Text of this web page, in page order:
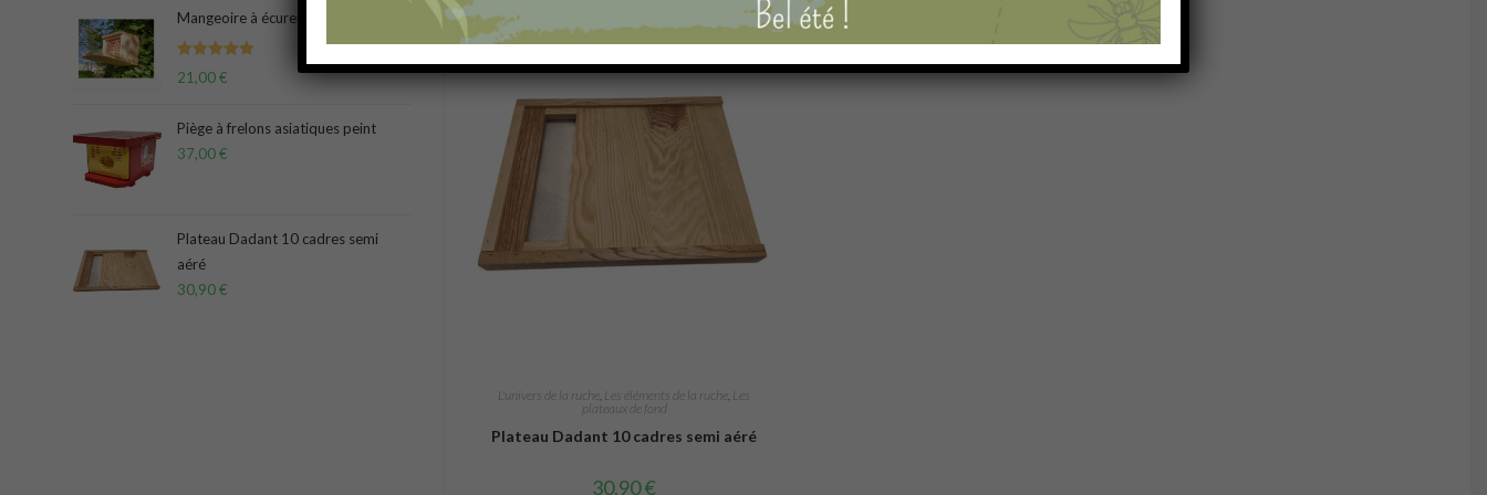
L'univers de la ruche Les éléments de la ruche
Les
plateaux de fond
Plateau Dadant 10 cadres semi aéré
30,90€
Mangeoire à écureuils
Note5.00
21,00€
Piège à frelons asiatiques peint
37,00€
Plateau Dadant 10 cadres semi
aéré
30,90€